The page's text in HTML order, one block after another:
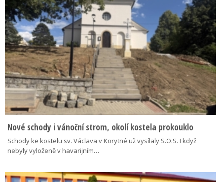
Nové schody i vánoční strom, okolí kostela prokouklo
Schody ke kostelu sv. Václava v Korytné už vysílaly S.O.S. I když
nebyly vyloženě v havarijním…